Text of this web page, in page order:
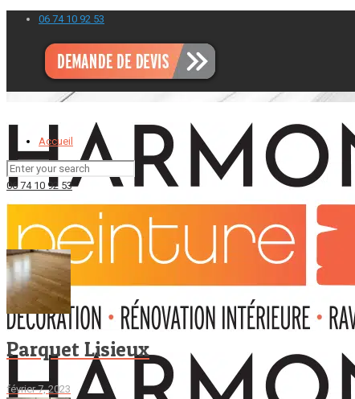
06 74 10 92 53
Accueil
06 74 10 92 53
Parquet Lisieux
février 7, 2023